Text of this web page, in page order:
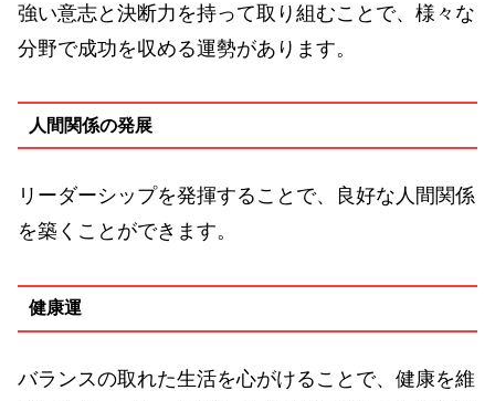
強い意志と決断力を持って取り組むことで、様々な
分野で成功を収める運勢があります。
人間関係の発展
リーダーシップを発揮することで、良好な人間関係
を築くことができます。
健康運
バランスの取れた生活を心がけることで、健康を維